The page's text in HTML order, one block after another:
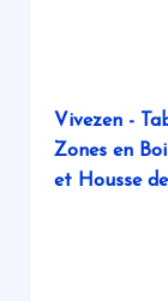
Vivezen -
Zones en
et Housse